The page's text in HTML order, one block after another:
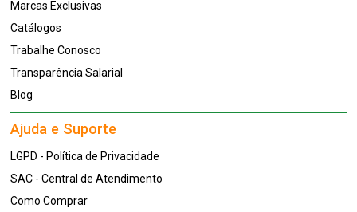
Marcas Exclusivas
Catálogos
Trabalhe Conosco
Transparência Salarial
Blog
Ajuda e Suporte
LGPD - Política de Privacidade
SAC - Central de Atendimento
Como Comprar